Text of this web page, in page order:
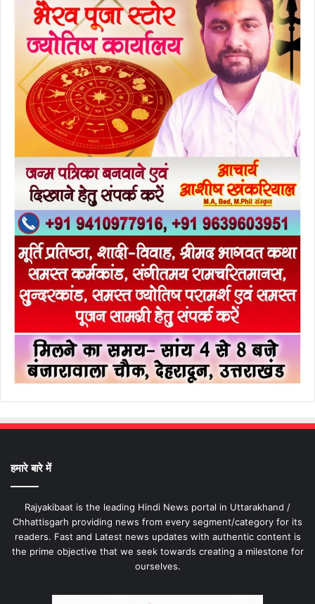
हमारे बारे में
Rajyakibaat is the leading Hindi News portal in Uttarakhand /
Chhattisgarh providing news from every segment/category for its
readers. Fast and Latest news updates with authentic content is
the prime objective that we seek towards creating a milestone for
ourselves.